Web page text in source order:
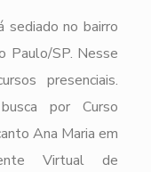
sediado no bairro
Paulo/SP. Nesse
presenciais.
por Curso
Ana Maria em
Virtual de